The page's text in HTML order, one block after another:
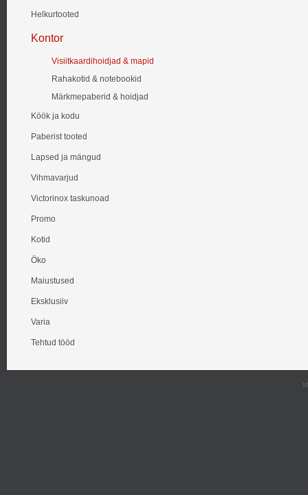
Helkurtooted
Kontor
Visiitkaardihoidjad & mapid
Rahakotid & notebookid
Märkmepaberid & hoidjad
Köök ja kodu
Paberist tooted
Lapsed ja mängud
Vihmavarjud
Victorinox taskunoad
Promo
Kotid
Öko
Maiustused
Eksklusiiv
Varia
Tehtud tööd